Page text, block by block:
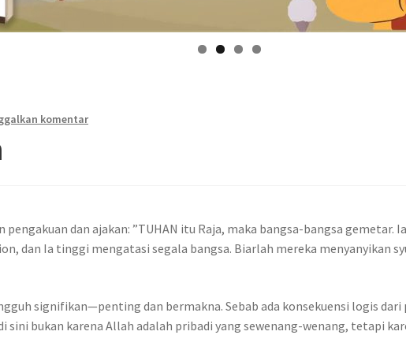
komentar
dan ajakan: ”TUHAN itu Raja, maka bangsa-bangsa gemetar.
dan Ia tinggi mengatasi segala bangsa. Biarlah mereka menyanyikan
signifikan—penting dan bermakna. Sebab ada konsekuensi logis
sini bukan karena Allah adalah pribadi yang sewenang-wenang, tetapi